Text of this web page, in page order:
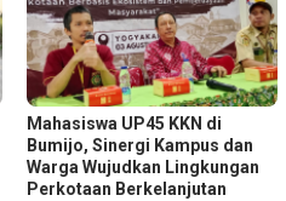
Mahasiswa UP45 KKN di
Bumijo, Sinergi Kampus dan
Warga Wujudkan Lingkungan
Perkotaan Berkelanjutan